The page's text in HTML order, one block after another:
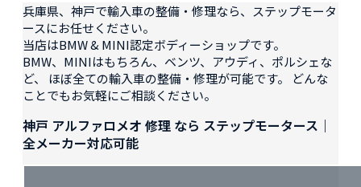
兵庫県、神戸で輸入車の整備・修理なら、ステップモータ
ースにお任せください。
当店はBMW & MINI認定ボディーショップです。
BMW、MINIはもちろん、ベンツ、アウディ、ポルシェな
ど、 ほぼ全ての輸入車の整備・修理が可能です。 どんな
ことでもお気軽にご相談ください。
神戸 アルファロメオ 修理 なら ステップモータース｜
全メーカー対応可能